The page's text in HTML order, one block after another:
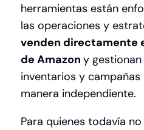
herramientas están
las operaciones y
venden directamente
de Amazon y
inventarios y
manera independiente.
Para quienes todavía